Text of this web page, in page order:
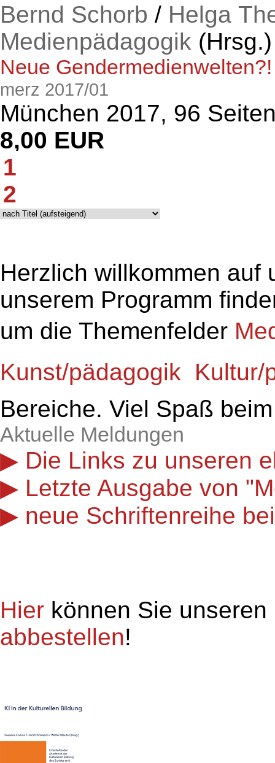
Bernd Schorb / Helga
Medienpädagogik (Hrsg.)
Neue Gendermedienwelten?!
merz 2017/01
München 2017, 96
8,00 EUR
1
2
Herzlich willkommen auf
unserem Programm
um die Themenfelder
Kunst/pädagogik
Kultur/
Bereiche. Viel Spaß
Aktuelle Meldungen
Die Links zu unseren
Letzte Ausgabe von
neue Schriftenreihe
Hier können Sie unseren
abbestellen!